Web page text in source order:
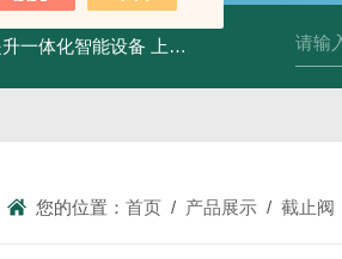
一体化智能设备 上海油污分离设备 上海
您的位置：首页 / 产品展示 /截止阀